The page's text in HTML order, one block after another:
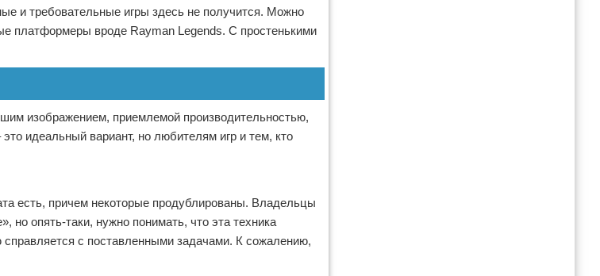
и требовательные игры здесь не получится. Можно
платформеры вроде Rayman Legends. С простенькими
изображением, приемлемой производительностью,
идеальный вариант, но любителям игр и тем, кто
есть, причем некоторые продублированы. Владельцы
опять-таки, нужно понимать, что эта техника
с поставленными задачами. К сожалению,